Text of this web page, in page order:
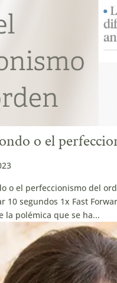
o el
o el perfeccionismo del
10 segundos 1x Fast
la polémica que se ha...